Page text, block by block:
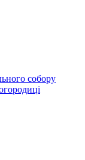
собору